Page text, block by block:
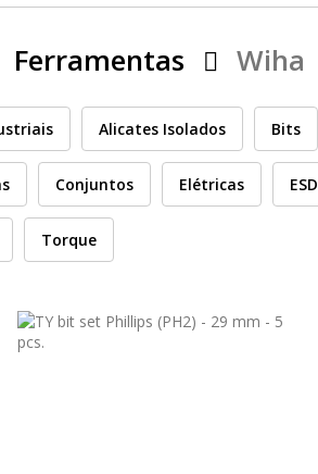
Ferramentas Wiha
Alicates Isolados Bits
Conjuntos Elétricas ESD
Torque